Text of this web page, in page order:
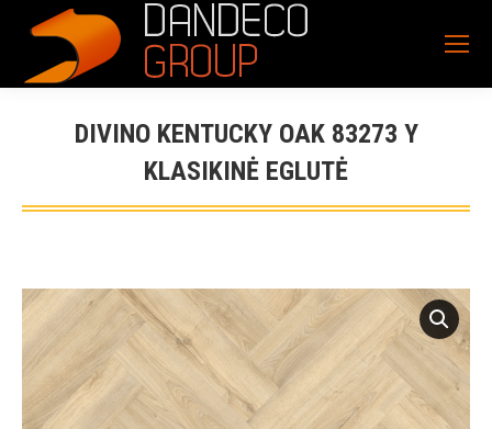
DIVINO KENTUCKY OAK 83273 Y
KLASIKINĖ EGLUTĖ